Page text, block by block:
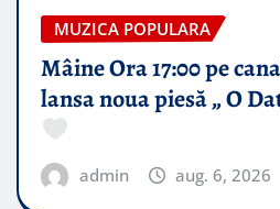
MUZICA POPULARA
Mâine Ora 17:00 pe
lansa noua piesă „ O
admin aug. 6, 2026